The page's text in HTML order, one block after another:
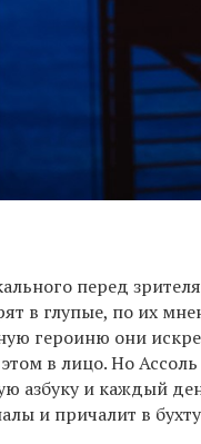
перед
в глупые, по их
героиню они
в лицо. Но
азбуку и каждый
и причалит в